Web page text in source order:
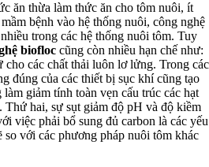
ăn thừa làm thức ăn cho tôm nuôi, ít
bệnh vào hệ thống nuôi, công nghệ
trong các hệ thống nuôi tôm. Tuy
biofloc cũng còn nhiều hạn chế như:
các chất thải luôn lơ lửng. Trong các
đúng của các thiết bị sục khí cũng tạo
giảm tính toàn vẹn cấu trúc các hạt
Thứ hai, sự sụt giảm độ pH và độ kiềm
việc phải bổ sung đủ carbon là các yếu
so với các phương pháp nuôi tôm khác